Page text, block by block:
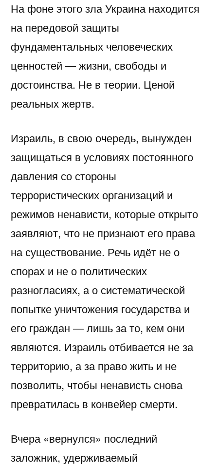
На фоне этого зла Украина находится
на передовой защиты
фундаментальных человеческих
ценностей — жизни, свободы и
достоинства. Не в теории. Ценой
реальных жертв.
Израиль, в свою очередь, вынужден
защищаться в условиях постоянного
давления со стороны
террористических организаций и
режимов ненависти, которые открыто
заявляют, что не признают его права
на существование. Речь идёт не о
спорах и не о политических
разногласиях, а о систематической
попытке уничтожения государства и
его граждан — лишь за то, кем они
являются. Израиль отбивается не за
территорию, а за право жить и не
позволить, чтобы ненависть снова
превратилась в конвейер смерти.
Вчера «вернулся» последний
заложник, удерживаемый